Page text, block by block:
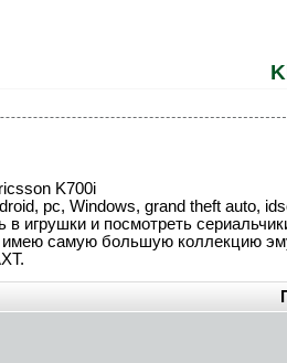
K700i
pc, Windows, grand theft auto,
в игрушки и посмотреть
самую большую коллекцию